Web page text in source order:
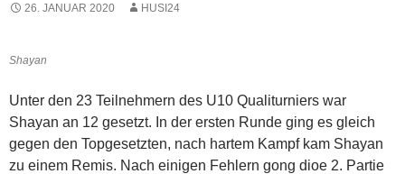
26. JANUAR 2020 HUSI24
Shayan
Unter den 23 Teilnehmern des U10 Qualiturniers war
Shayan an 12 gesetzt. In der ersten Runde ging es gleich
gegen den Topgesetzten, nach hartem Kampf kam Shayan
zu einem Remis. Nach einigen Fehlern gong dioe 2. Partie